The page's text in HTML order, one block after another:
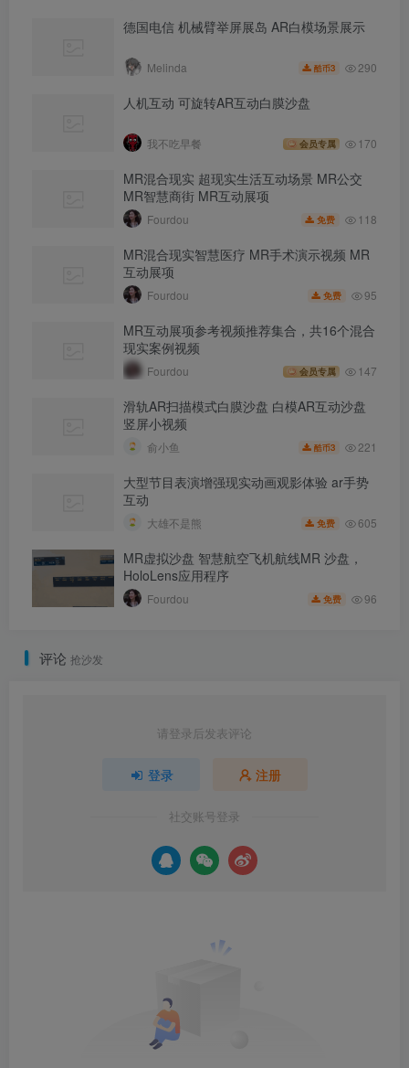
德国电信 机械臂举屏展岛 AR白模场景展示
Melinda 酷币3 290
人机互动 可旋转AR互动白膜沙盘
我不吃早餐 会员专属 170
MR混合现实 超现实生活互动场景 MR公交
MR智慧商街 MR互动展项
Fourdou 免费 118
MR混合现实智慧医疗 MR手术演示视频 MR
互动展项
Fourdou 免费 95
MR互动展项参考视频推荐集合，共16个混合
现实案例视频
Fourdou 会员专属 147
滑轨AR扫描模式白膜沙盘 白模AR互动沙盘
竖屏小视频
俞小鱼 酷币3 221
大型节目表演增强现实动画观影体验 ar手势
互动
大雄不是熊 免费 605
MR虚拟沙盘 智慧航空飞机航线MR 沙盘，
HoloLens应用程序
Fourdou 免费 96
评论 抢沙发
请登录后发表评论
登录 注册
社交账号登录